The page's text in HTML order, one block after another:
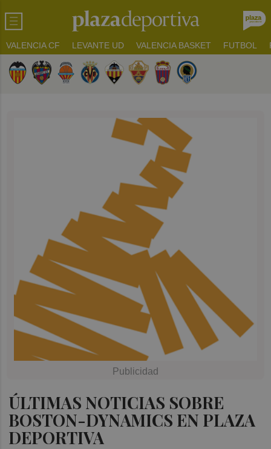
VALENCIA CF LEVANTE UD VALENCIA BASKET FUTBOL
ÚLTIMAS NOTICIAS SOBRE
BOSTON-DYNAMICS EN PLAZA
DEPORTIVA